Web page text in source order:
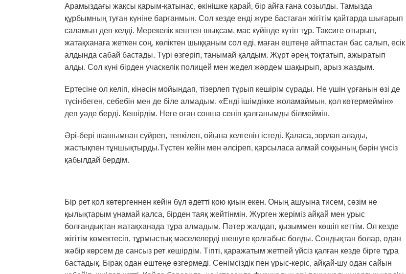
Арамыздағы жақсы қарым-қатынас, өкінішке қарай, бір айға ғана созылды. Тамызда
құрбымның туған күніне барғанмын. Сол кезде енді жүре бастаған жігітім қайтарда шығарып
саламын деп келді. Мерекелік кештен шықсам, мас күйінде күтіп тұр. Таксиге отырып,
жатақханаға жеткен соң, көліктен шыққаным сол еді, маған ештеңе айтпастан бас салып, есік
алдында сабай бастады. Түрі өзгеріп, танымай қалдым. Жұрт әрең тоқтатып, ажыратып
алды. Сол күні бірден учаскелік полицей мен жедел жәрдем шақырып, арыз жаздым.
Ертесіне ол келіп, кінәсін мойындап, тізерлеп тұрып кешірім сұрады. Не үшін ұрғанын өзі де
түсінбеген, себебін мен де біле алмадым. «Енді ішімдікке жоламаймын, қол көтермеймін»
деп уәде берді. Кешірдім. Неге оған сонша сеніп қалғанымды білмеймін.
Әрі-бері шашымнан сүйреп, тепкілеп, ойына келгенін істеді. Қаласа, зорлап алады,
жастықпен тұншықтырды.Түстен кейін мен әлсіреп, қарсыласа алмай соққының бәрін үнсіз
қабылдай бердім.
Бір рет қол көтергеннен кейін бұл әдетті қою қиын екен. Оның ашуына тисем, сөзім не
қылықтарым ұнамай қалса, бірден таяқ жейтінмін. Жүрген жеріміз айқай мен ұрыс
болғандықтан жатақханада тұра алмадым. Пәтер жалдап, қызыммен көшіп кеттім. Ол кезде
жігітім көмектесіп, тұрмыстық мәселелерді шешуге қолғабыс болды. Сондықтан болар, одан
жәбір көрсем де сансыз рет кешірдім. Тіпті, қаражатым жетпей үйсіз қалған кезде бірге тұра
бастадық. Бірақ одан ештеңе өзгермеді. Сенімсіздік пен ұрыс-керіс, айқай-шу одан сайын